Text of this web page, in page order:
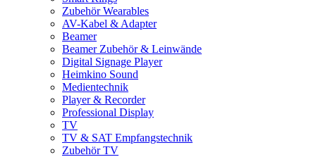
Zubehör Wearables
AV-Kabel & Adapter
Beamer
Beamer Zubehör & Leinwände
Digital Signage Player
Heimkino Sound
Medientechnik
Player & Recorder
Professional Display
TV
TV & SAT Empfangstechnik
Zubehör TV